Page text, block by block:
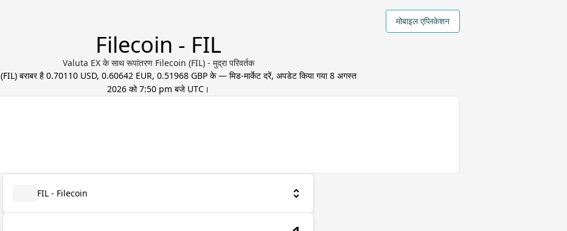
मोबाइल एप्लिकेशन
Filecoin - FIL
Valuta EX के साथ रूपांतरण Filecoin (FIL) - मुद्रा परिवर्तक
(FIL) बराबर है 0.70110 USD, 0.60642 EUR, 0.51968 GBP के — मिड-मार्केट दरें, अपडेट किया गया8 अगस्त
2026 को 7:50 pm बजे UTC ।
FIL - Filecoin